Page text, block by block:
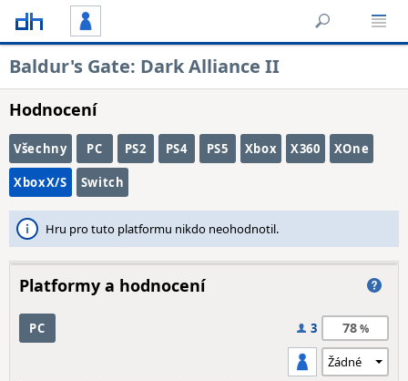
Baldur's Gate: Dark Alliance II
Hodnocení
Všechny PC PS2 PS4 PS5 Xbox X360 XOne
XboxX/S Switch
Hru pro tuto platformu nikdo neohodnotil.
Platformy a hodnocení
PC 3 78